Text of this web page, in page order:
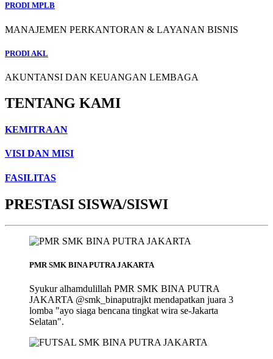
PRODI MPLB
MANAJEMEN PERKANTORAN & LAYANAN BISNIS
PRODI AKL
AKUNTANSI DAN KEUANGAN LEMBAGA
TENTANG KAMI
KEMITRAAN
VISI DAN MISI
FASILITAS
PRESTASI SISWA/SISWI
PMR SMK BINA PUTRA JAKARTA
Syukur alhamdulillah PMR SMK BINA PUTRA
JAKARTA @smk_binaputrajkt mendapatkan juara 3
lomba "ayo siaga bencana tingkat wira se-Jakarta
Selatan".